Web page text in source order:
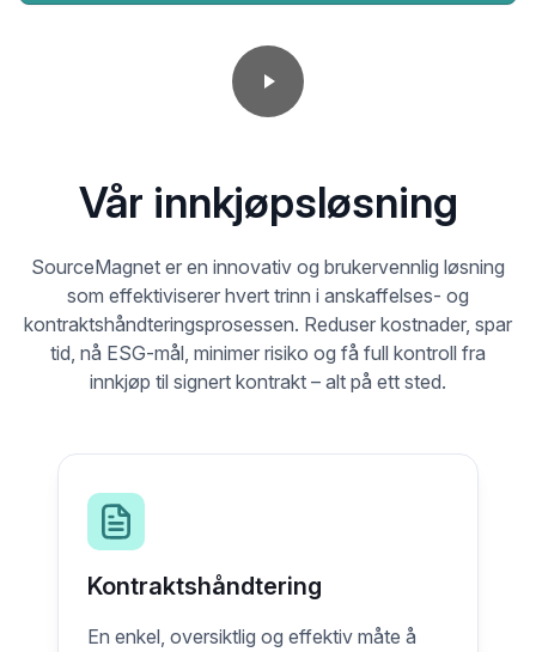
Vår innkjøpsløsning
SourceMagnet er en innovativ og brukervennlig løsning
som effektiviserer hvert trinn i anskaffelses- og
kontraktshåndteringsprosessen. Reduser kostnader, spar
tid, nå ESG-mål, minimer risiko og få full kontroll fra
innkjøp til signert kontrakt – alt på ett sted.
Kontraktshåndtering
En enkel, oversiktlig og effektiv måte å